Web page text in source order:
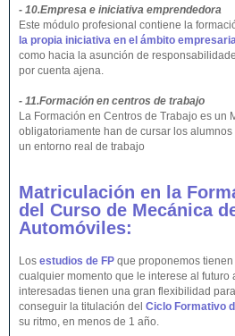
- 10.Empresa e iniciativa emprendedora
Este módulo profesional contiene la
la propia iniciativa en el ámbito
como hacia la asunción de
por cuenta ajena.
- 11.Formación en centros de trabajo
La Formación en Centros de Trabajo es un
obligatoriamente han de cursar los
un entorno real de trabajo
Matriculación en la
del Curso de Mecánica
Automóviles:
Los estudios de FP que proponemos
cualquier momento que le interese al futuro
interesadas tienen una gran flexibilidad
conseguir la titulación del Ciclo Formativo
su ritmo, en menos de 1 año.